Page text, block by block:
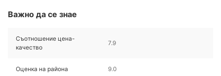
Важно да се знае
Съотношение цена-
качество
7.9
Оценка на района 9.0